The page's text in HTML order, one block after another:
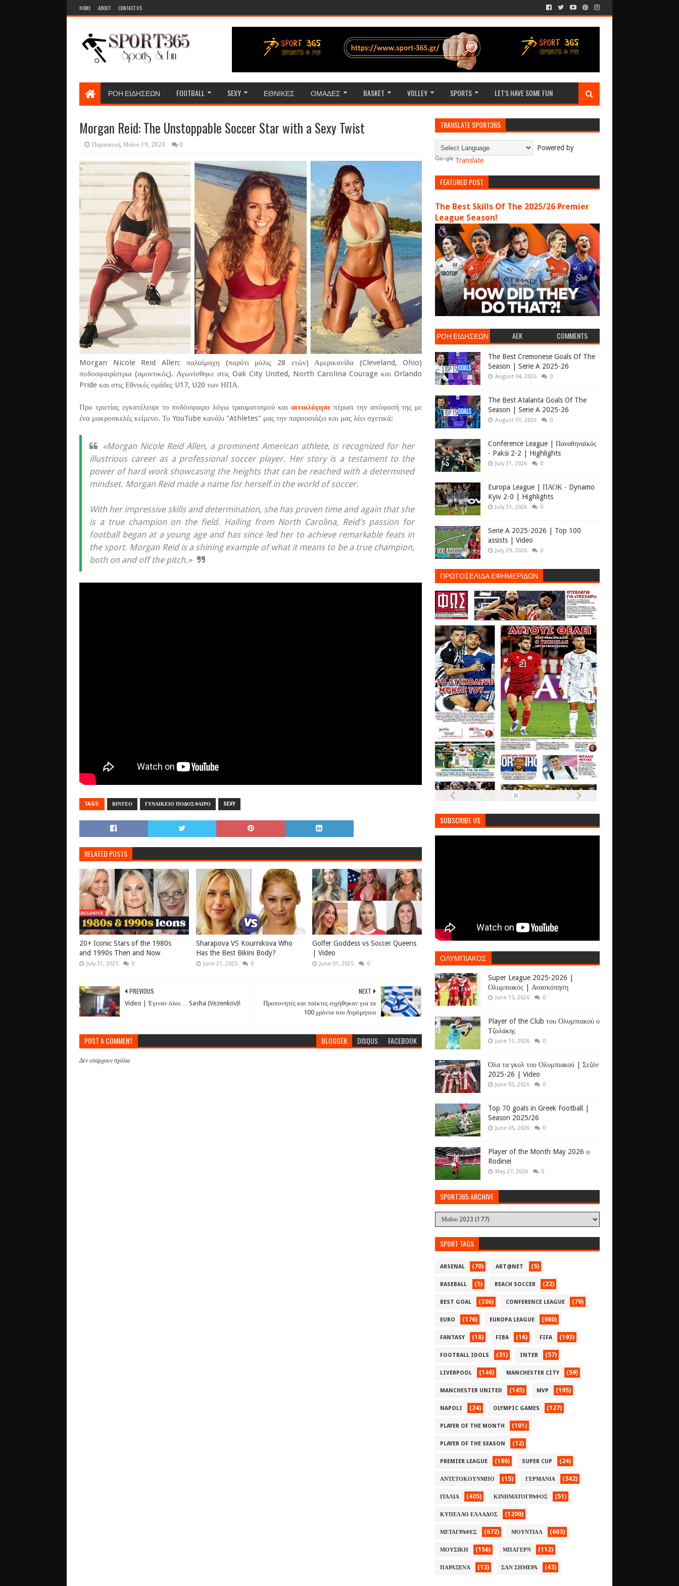
HOME ABOUT CONTACT US
ΡΟΗ ΕΙΔΗΣΕΩΝ FOOTBALL SEXY ΕΘΝΙΚΕΣ ΟΜΑΔΕΣ BASKET VOLLEY SPORTS LET'S HAVE SOME FUN
Morgan Reid: The Unstoppable Soccer Star with a Sexy Twist
Παρασκευή, Μαΐου 19, 2023 0
Morgan Nicole Reid Allen: παλαίμαχη (παρότι μόλις 28 ετών) Αμερικανίδα (Cleveland, Ohio)
ποδοσφαιρίστρια (αμυντικός). Αγωνίσθηκε στις Oak City United, North Carolina Courage και Orlando
Pride και στις Εθνικές ομάδες U17, U20 των ΗΠΑ.
Προ τριετίας εγκατέλειψε το ποδόσφαιρο λόγω τραυματισμού και αιτιολόγησεπέρυσι την απόφασή της με
ένα μακροσκελές κείμενο. Το YouTube κανάλι "Athletes" μας την παρουσιάζει και μας λέει σχετικά:
«Morgan Nicole Reid Allen, a prominent American athlete, is recognized for her
illustrious career as a professional soccer player. Her story is a testament to the
power of hard work showcasing the heights that can be reached with a determined
mindset. Morgan Reid made a name for herself in the world of soccer.
With her impressive skills and determination, she has proven time and again that she
is a true champion on the field. Hailing from North Carolina, Reid's passion for
football began at a young age and has since led her to achieve remarkable feats in
the sport. Morgan Reid is a shining example of what it means to be a true champion,
both on and off the pitch.»
TAGS: ΒΙΝΤΕΟ ΓΥΝΑΙΚΕΙΟ ΠΟΔΟΣΦΑΙΡΟ SEXY
RELATED POSTS
20+ Iconic Stars of the 1980s
and 1990s Then and Now
July 31, 2025 0
Sharapova VS Kournikova Who
Has the Best Bikini Body?
June 21, 2025 0
Golfer Goddess vs Soccer Queens
| Video
June 01, 2025 0
NEXT
Προπονητές και παίκτες ευχήθηκαν για τα
100 χρόνια του Ατρόμητου
PREVIOUS
Video | Έγιναν όλοι… Sasha (Vezenkov)!
POST A COMMENT BLOGGER DISQUS FACEBOOK
Δεν υπάρχουν σχόλια
TRANSLATE SPORT365
Powered by
Translate
FEATURED POST
The Best Skills Of The 2025/26 Premier
League Season!
ΡΟΗ ΕΙΔΗΣΕΩΝ AEK COMMENTS
The Best Cremonese Goals Of The
Season | Serie A 2025-26
August 04, 2026 0
The Best Atalanta Goals Of The
Season | Serie A 2025-26
August 01, 2026 0
Conference League | Παναθηναϊκός
- Paksi 2-2 | Highlights
July 31, 2026 0
Europa League | ΠΑΟΚ - Dynamo
Kyiv 2-0 | Highlights
July 31, 2026 0
Serie A 2025-2026 | Top 100
assists | Video
July 29, 2026 0
ΠΡΩΤΟΣΕΛΙΔΑ ΕΦΗΜΕΡΙΔΩΝ
SUBSCRIBE US
ΟΛΥΜΠΙΑΚΟΣ
Super League 2025-2026 |
Ολυμπιακός | Ανασκόπηση
June 15, 2026 0
Player of the Club του Ολυμπιακού ο
Τζολάκης
June 11, 2026 0
Όλα τα γκολ του Ολυμπιακού | Σεζόν
2025-26 | Video
June 05, 2026 0
Top 70 goals in Greek Football |
Season 2025/26
June 05, 2026 0
Player of the Month May 2026 ο
Rodinei
May 27, 2026 0
SPORT365 ARCHIVE
SPORT TAGS
ARSENAL (70) ART@NET (5)
BASEBALL (5) BEACH SOCCER (22)
BEST GOAL (336) CONFERENCE LEAGUE (79)
EURO (176) EUROPA LEAGUE (980)
FANTASY (18) FIBA (16) FIFA (193)
FOOTBALL IDOLS (31) INTER (57)
LIVERPOOL (146) MANCHESTER CITY (59)
MANCHESTER UNITED (145) MVP (195)
NAPOLI (24) OLYMPIC GAMES (127)
PLAYER OF THE MONTH (101)
PLAYER OF THE SEASON (12)
PREMIER LEAGUE (186) SUPER CUP (24)
ΑΝΤΕΤΟΚΟΥΝΜΠΟ (15) ΓΕΡΜΑΝΙΑ (342)
ΙΤΑΛΙΑ (405) ΚΙΝΗΜΑΤΟΓΡΑΦΟΣ (51)
ΚΥΠΕΛΛΟ ΕΛΛΑΔΟΣ (1200)
ΜΕΤΑΓΡΑΦΕΣ (672) ΜΟΥΝΤΙΑΛ (603)
ΜΟΥΣΙΚΗ (156) ΜΠΑΓΕΡΝ (112)
ΠΑΡΑΞΕΝΑ (13) ΣΑΝ ΣΗΜΕΡΑ (43)